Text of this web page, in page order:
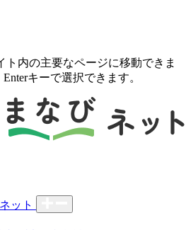
ト内の主要なページに移動できま
キーで選択できます。
ット